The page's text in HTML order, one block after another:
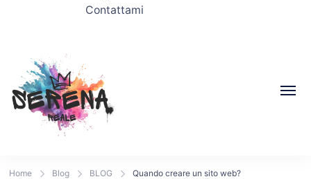
Contattami
Home Blog BLOG Quando creare un sito web?